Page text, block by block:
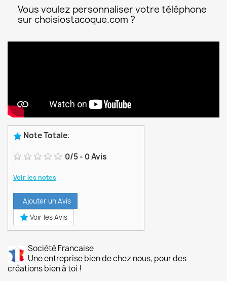
Vous voulez personnaliser votre téléphone
sur choisiostacoque.com ?
Note Totale:
0/5- 0Avis
Voir les notes
Ajouter un Avis
Voir les Avis
Société Francaise
Une entreprise bien de chez nous, pour des
créations bien à toi !